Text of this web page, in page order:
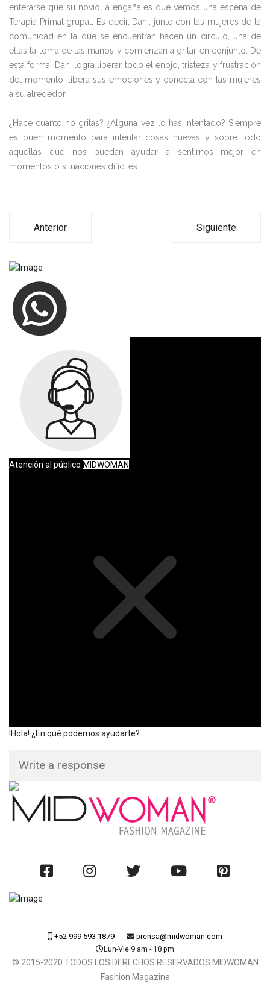
enterarse que su novio la engaña es que vemos una escena de
Terapia Primal grupal. Es decir, Dani, junto con las mujeres de la
comunidad en la que se encuentran hacen un círculo, una de
ellas la toma de las manos y comienzan a gritar en conjunto. De
esta forma, Dani logra liberar todo el enojo, tristeza y frustración
del momento, libera sus emociones y conecta con las mujeres
a su alrededor.
¿Hace cuanto no gritas? ¿Alguna vez lo has intentado? Siempre
es buen momento para intentar cosas nuevas y sobre todo
aquellas que nos puedan ayudar a sentirnos mejor en
momentos o situaciones difíciles.
Anterior Siguiente
Atención al público MIDWOMAN
!Hola! ¿En qué podemos ayudarte?
+52 999 593 1879
prensa@midwoman.com
Lun-Vie 9 am - 18 pm
© 2015-2020 TODOS LOS DERECHOS RESERVADOS MIDWOMAN
Fashion Magazine